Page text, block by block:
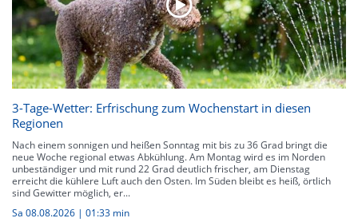
3-Tage-Wetter: Erfrischung zum Wochenstart in diesen
Regionen
Nach einem sonnigen und heißen Sonntag mit bis zu 36 Grad bringt die
neue Woche regional etwas Abkühlung. Am Montag wird es im Norden
unbeständiger und mit rund 22 Grad deutlich frischer, am Dienstag
erreicht die kühlere Luft auch den Osten. Im Süden bleibt es heiß, örtlich
sind Gewitter möglich, er...
Sa 08.08.2026 | 01:33 min